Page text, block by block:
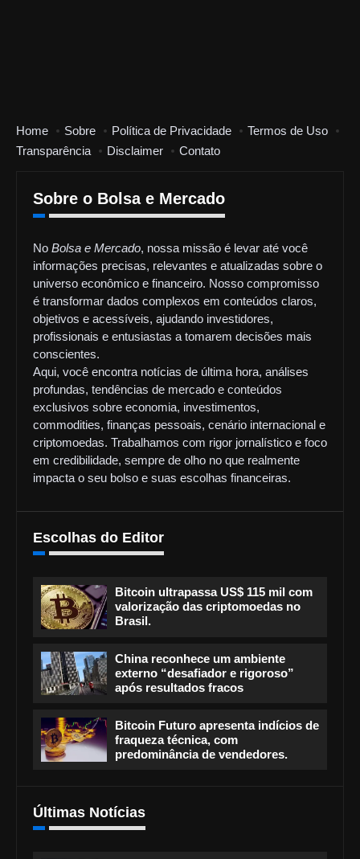
Home Sobre Política de Privacidade
Termos de Uso
Transparência
Disclaimer Contato
Sobre o Bolsa e Mercado
No Bolsa e Mercado, nossa missão é levar até você
informações precisas, relevantes e atualizadas sobre o
universo econômico e financeiro. Nosso compromisso
é transformar dados complexos em conteúdos claros,
objetivos e acessíveis, ajudando investidores,
profissionais e entusiastas a tomarem decisões mais
conscientes.
Aqui, você encontra notícias de última hora, análises
profundas, tendências de mercado e conteúdos
exclusivos sobre economia, investimentos,
commodities, finanças pessoais, cenário internacional e
criptomoedas. Trabalhamos com rigor jornalístico e foco
em credibilidade, sempre de olho no que realmente
impacta o seu bolso e suas escolhas financeiras.
Escolhas do Editor
Bitcoin ultrapassa US$ 115 mil com
valorização das criptomoedas no
Brasil.
China reconhece um ambiente
externo “desafiador e rigoroso”
após resultados fracos
Bitcoin Futuro apresenta indícios de
fraqueza técnica, com
predominância de vendedores.
Últimas Notícias